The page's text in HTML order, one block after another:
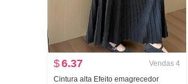
$6.37 Vendas 4
Cintura alta Efeito emagrecedor